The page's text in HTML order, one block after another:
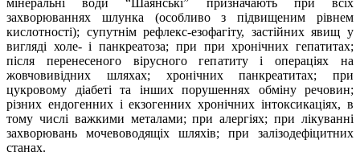
мінеральні води “Шаянські” призначають при всіх
захворюваннях шлунка (особливо з підвищеним рівнем
кислотності); супутнім рефлекс-езофагіту, застійних явищ у
вигляді холе- і панкреатоза; при при хронічних гепатитах;
після перенесеного вірусного гепатиту і операціях на
жовчовивідних шляхах; хронічних панкреатитах; при
цукровому діабеті та інших порушеннях обміну речовин;
різних ендогенних і екзогенних хронічних інтоксикаціях, в
тому числі важкими металами; при алергіях; при лікуванні
захворювань мочевоводящіх шляхів; при залізодефіцитних
станах.